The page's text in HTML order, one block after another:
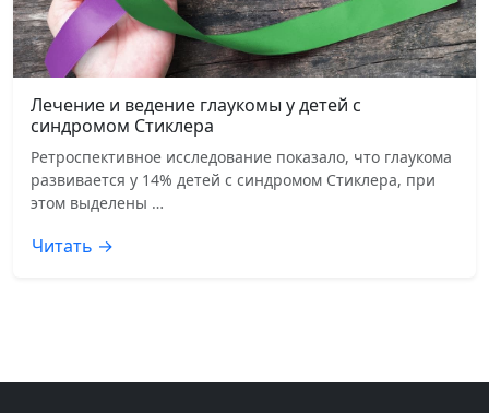
Лечение и ведение глаукомы у детей с
синдромом Стиклера
Ретроспективное исследование показало, что глаукома
развивается у 14% детей с синдромом Стиклера, при
этом выделены …
Читать →